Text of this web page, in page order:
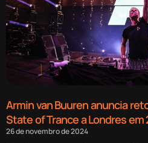
Armin van Buuren anuncia
State of Trance a Londres em
26 de novembro de 2024